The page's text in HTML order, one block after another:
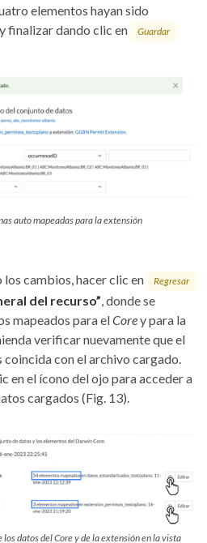
elementos hayan sido
finalizar dando clic en
Guardar
auto mapeadas para la extensión
los cambios, hacer clic en Regresar
del recurso”, donde se
mapeados para elCorey para la
verificar nuevamente que el
coincida con el archivo cargado.
en el ícono del ojo para acceder a
cargados (Fig. 13).
datos del Core y de la extensión en la vista